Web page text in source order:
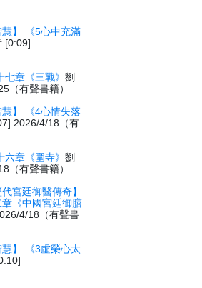
慧】 《5心中充滿
[0:09]
七章《三戰》劉
（有聲書籍）
慧】 《4心情失落
2026/4/18（有
六章《圍寺》劉
（有聲書籍）
宮廷御醫傳奇】
《中國宮廷御膳
4/18（有聲書
慧】 《3虛榮心太